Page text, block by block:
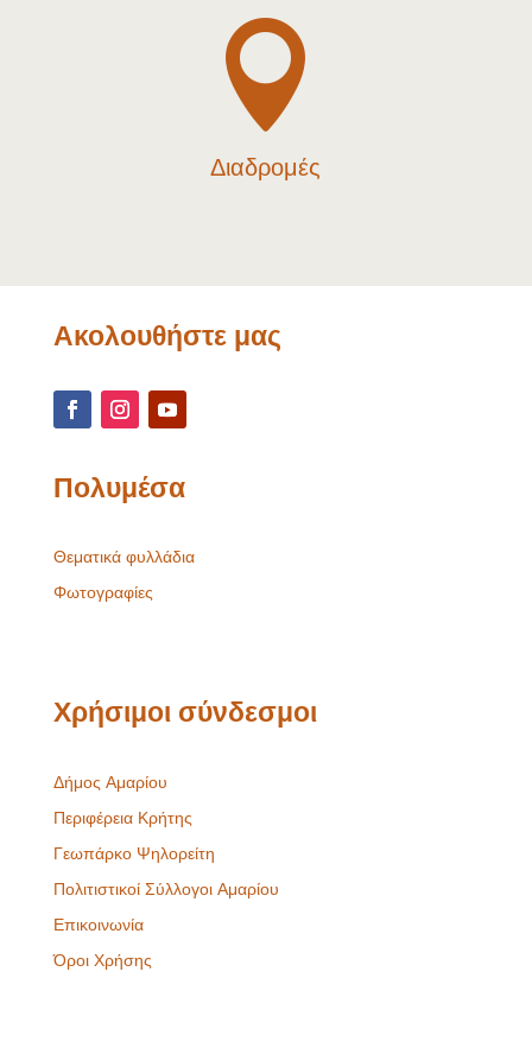

Διαδρομές
Ακολουθήστε μας
Πολυμέσα
Θεματικά φυλλάδια
Φωτογραφίες
Χρήσιμοι σύνδεσμοι
Δήμος Αμαρίου
Περιφέρεια Κρήτης
Γεωπάρκο Ψηλορείτη
Πολιτιστικοί Σύλλογοι Αμαρίου
Επικοινωνία
Όροι Χρήσης